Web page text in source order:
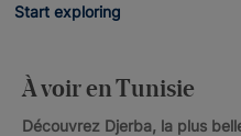
Start exploring
À voir en Tunisie
Découvrez Djerba, la plus